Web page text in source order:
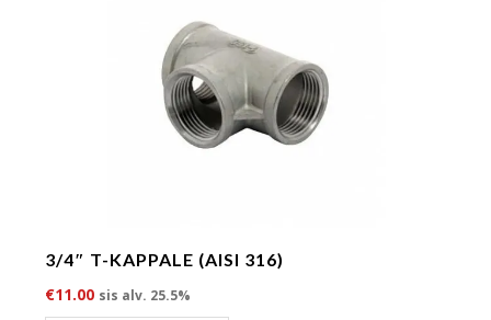
3/4″ T-KAPPALE (AISI 316)
€11.00 sis alv. 25.5%